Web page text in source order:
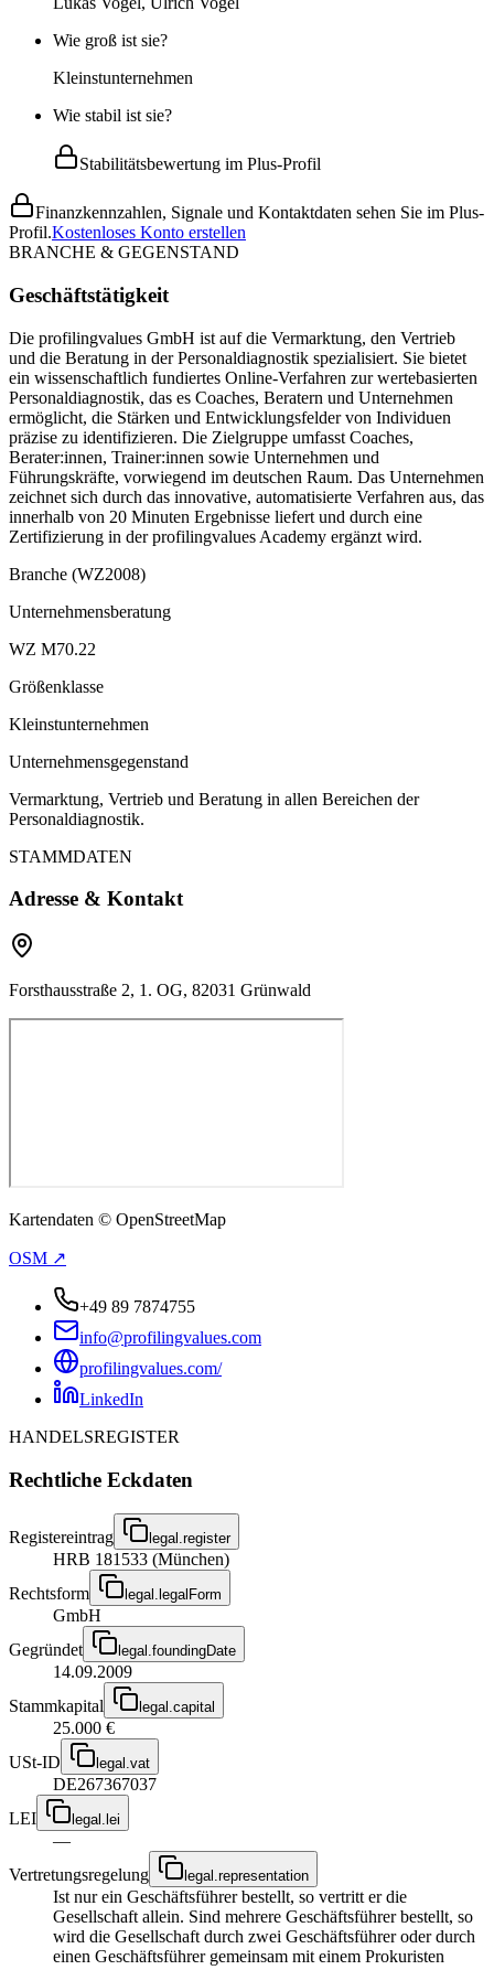
Wie groß ist sie?
Kleinstunternehmen
Wie stabil ist sie?
Stabilitätsbewertung im Plus-Profil
Finanzkennzahlen, Signale und Kontaktdaten sehen Sie im Plus-
Profil.Kostenloses Konto erstellen
BRANCHE & GEGENSTAND
Geschäftstätigkeit
Die profilingvalues GmbH ist auf die Vermarktung, den Vertrieb
und die Beratung in der Personaldiagnostik spezialisiert. Sie bietet
ein wissenschaftlich fundiertes Online-Verfahren zur wertebasierten
Personaldiagnostik, das es Coaches, Beratern und Unternehmen
ermöglicht, die Stärken und Entwicklungsfelder von Individuen
präzise zu identifizieren. Die Zielgruppe umfasst Coaches,
Berater:innen, Trainer:innen sowie Unternehmen und
Führungskräfte, vorwiegend im deutschen Raum. Das Unternehmen
zeichnet sich durch das innovative, automatisierte Verfahren aus, das
innerhalb von 20 Minuten Ergebnisse liefert und durch eine
Zertifizierung in der profilingvalues Academy ergänzt wird.
Branche (WZ2008)
Unternehmensberatung
WZ M70.22
Größenklasse
Kleinstunternehmen
Unternehmensgegenstand
Vermarktung, Vertrieb und Beratung in allen Bereichen der
Personaldiagnostik.
STAMMDATEN
Adresse & Kontakt
Forsthausstraße 2, 1. OG, 82031 Grünwald
Kartendaten © OpenStreetMap
OSM ↗
+49 89 7874755
info@profilingvalues.com
profilingvalues.com/
LinkedIn
HANDELSREGISTER
Rechtliche Eckdaten
Registereintrag legal.register
HRB 181533 (München)
Rechtsform
legal.legalForm
GmbH
Gegründet
legal.foundingDate
14.09.2009
Stammkapital
legal.capital
25.000 €
USt-ID
legal.vat
DE267367037
LEI
legal.lei
—
Vertretungsregelung
legal.representation
Ist nur ein Geschäftsführer bestellt, so vertritt er die
Gesellschaft allein. Sind mehrere Geschäftsführer bestellt, so
wird die Gesellschaft durch zwei Geschäftsführer oder durch
einen Geschäftsführer gemeinsam mit einem Prokuristen